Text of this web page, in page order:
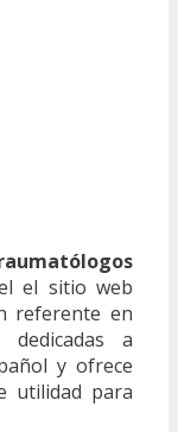
el sitio web
referente en
a
y ofrece
utilidad para